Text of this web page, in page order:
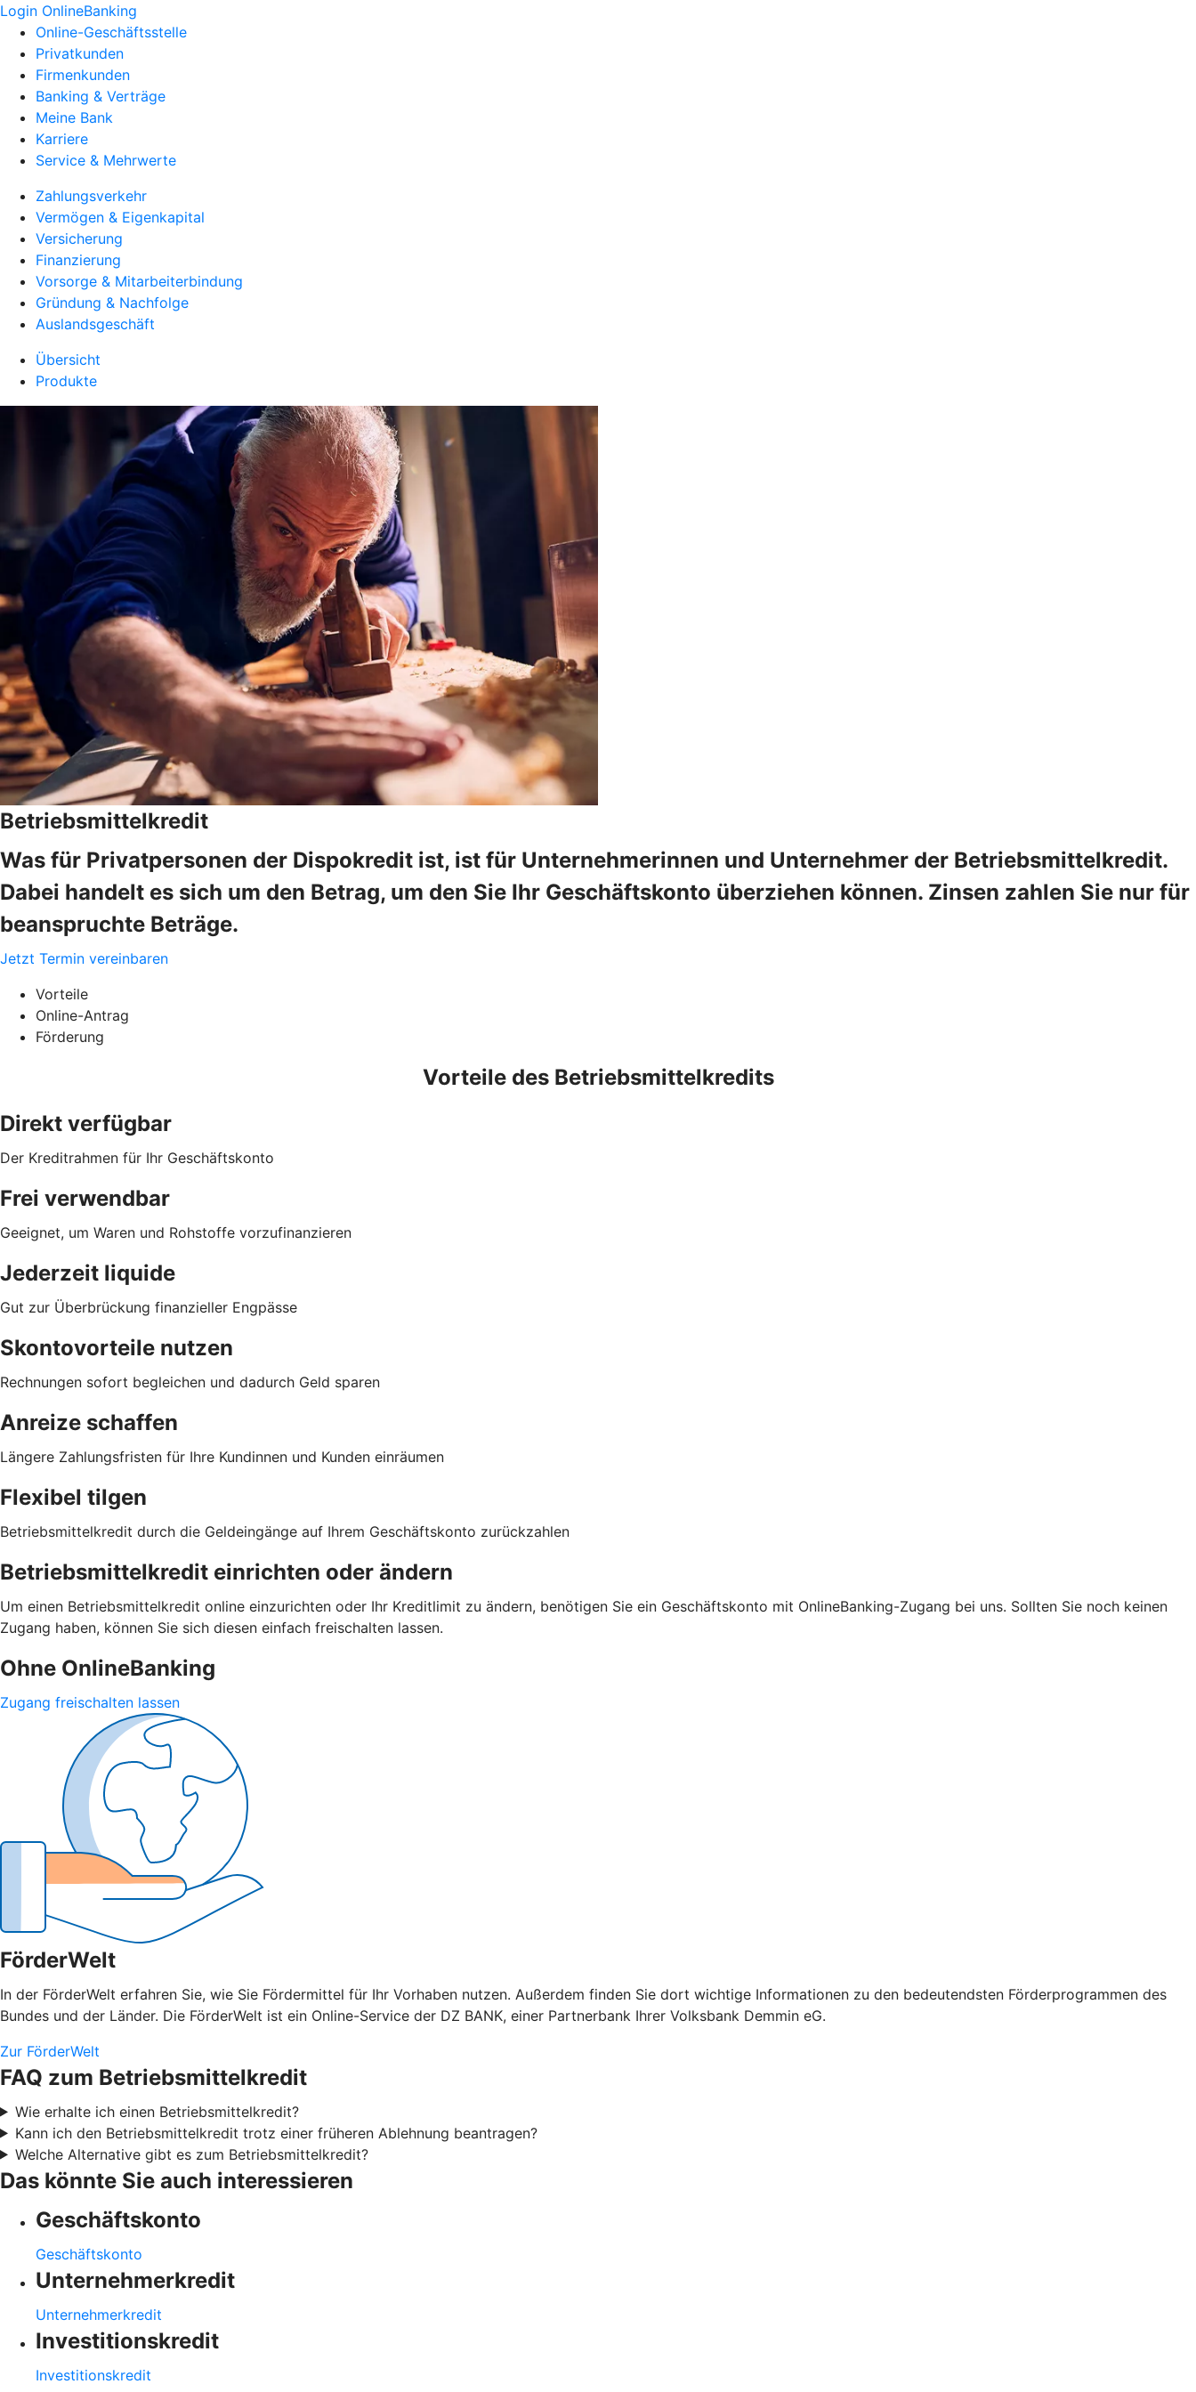
Login OnlineBanking
Online-Geschäftsstelle
Privatkunden
Firmenkunden
Banking & Verträge
Meine Bank
Karriere
Service & Mehrwerte
Zahlungsverkehr
Vermögen & Eigenkapital
Versicherung
Finanzierung
Vorsorge & Mitarbeiterbindung
Gründung & Nachfolge
Auslandsgeschäft
Übersicht
Produkte
Betriebsmittelkredit
Was für Privatpersonen der Dispokredit ist, ist für Unternehmerinnen und Unternehmer der Betriebsmittelkredit.
Dabei handelt es sich um den Betrag, um den Sie Ihr Geschäftskonto überziehen können. Zinsen zahlen Sie nur für
beanspruchte Beträge.
Jetzt Termin vereinbaren
Vorteile
Online-Antrag
Förderung
Vorteile des Betriebsmittelkredits
Direkt verfügbar
Der Kreditrahmen für Ihr Geschäftskonto
Frei verwendbar
Geeignet, um Waren und Rohstoffe vorzufinanzieren
Jederzeit liquide
Gut zur Überbrückung finanzieller Engpässe
Skontovorteile nutzen
Rechnungen sofort begleichen und dadurch Geld sparen
Anreize schaffen
Längere Zahlungsfristen für Ihre Kundinnen und Kunden einräumen
Flexibel tilgen
Betriebsmittelkredit durch die Geldeingänge auf Ihrem Geschäftskonto zurückzahlen
Betriebsmittelkredit einrichten oder ändern
Um einen Betriebsmittelkredit online einzurichten oder Ihr Kreditlimit zu ändern, benötigen Sie ein Geschäftskonto mit OnlineBanking-Zugang bei uns. Sollten Sie noch keinen
Zugang haben, können Sie sich diesen einfach freischalten lassen.
Ohne OnlineBanking
Zugang freischalten lassen
FörderWelt
In der FörderWelt erfahren Sie, wie Sie Fördermittel für Ihr Vorhaben nutzen. Außerdem finden Sie dort wichtige Informationen zu den bedeutendsten Förderprogrammen des
Bundes und der Länder. Die FörderWelt ist ein Online-Service der DZ BANK, einer Partnerbank Ihrer Volksbank Demmin eG.
Zur FörderWelt
FAQ zum Betriebsmittelkredit
Wie erhalte ich einen Betriebsmittelkredit?
Kann ich den Betriebsmittelkredit trotz einer früheren Ablehnung beantragen?
Welche Alternative gibt es zum Betriebsmittelkredit?
Das könnte Sie auch interessieren
Geschäftskonto
Geschäftskonto
Unternehmerkredit
Unternehmerkredit
Investitionskredit
Investitionskredit